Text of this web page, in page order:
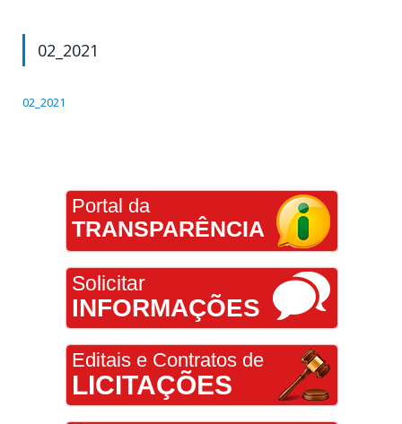
02_2021
02_2021
Portal da
TRANSPARÊNCIA
Solicitar
INFORMAÇÕES
Editais e Contratos de
LICITAÇÕES